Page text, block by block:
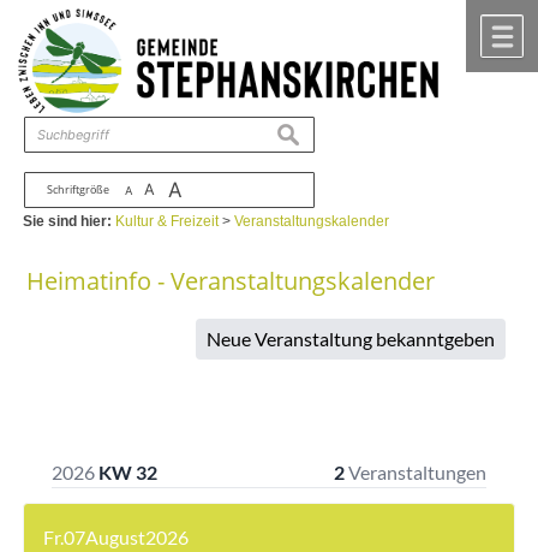
Zum Inhalt ,zur Navigation
Schriftgröße A A A
suchen
Sie sind hier: Kultur & Freizeit>Veranstaltungskalender
Heimatinfo - Veranstaltungskalender